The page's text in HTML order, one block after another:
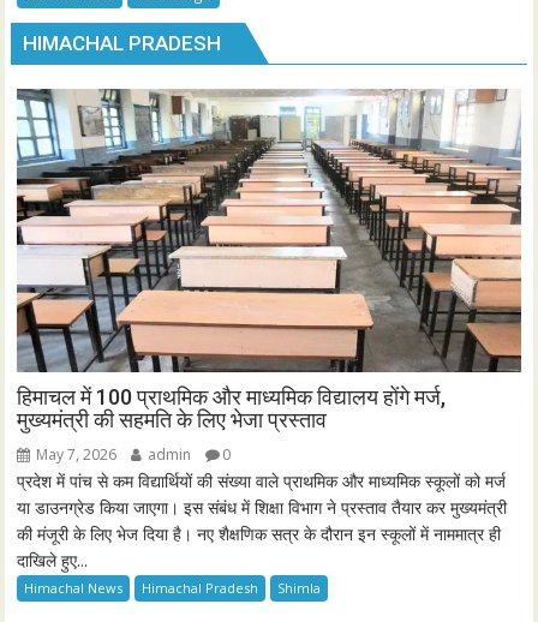
HIMACHAL PRADESH
हिमाचल में 100 प्राथमिक और माध्यमिक विद्यालय होंगे मर्ज,
मुख्यमंत्री की सहमति के लिए भेजा प्रस्ताव
May 7, 2026 admin 0
प्रदेश में पांच से कम विद्यार्थियों की संख्या वाले प्राथमिक और माध्यमिक स्कूलों को मर्ज
या डाउनग्रेड किया जाएगा। इस संबंध में शिक्षा विभाग ने प्रस्ताव तैयार कर मुख्यमंत्री
की मंजूरी के लिए भेज दिया है। नए शैक्षणिक सत्र के दौरान इन स्कूलों में नाममात्र ही
दाखिले हुए...
Himachal News Himachal Pradesh Shimla